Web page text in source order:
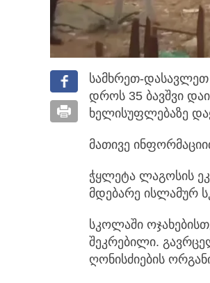
სამხრეთ-დასავლეთ
დროს 35 ბავშვი
ხელისუფლებაზე
მათივე
ჭყლეტა ლაგოსის
მდებარე ისლამურ
სკოლაში
შეკრებილი.
ღონისძიების